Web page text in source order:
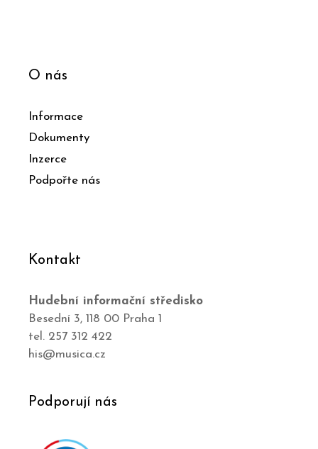
O nás
Informace
Dokumenty
Inzerce
Podpořte nás
Kontakt
Hudební informační středisko
Besední 3, 118 00 Praha 1
tel. 257 312 422
his@musica.cz
Podporují nás